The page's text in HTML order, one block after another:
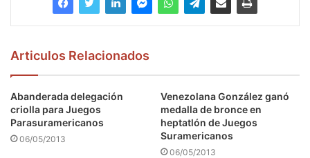
Articulos Relacionados
Abanderada delegación
criolla para Juegos
Parasuramericanos
06/05/2013
Venezolana González ganó
medalla de bronce en
heptatlón de Juegos
Suramericanos
06/05/2013